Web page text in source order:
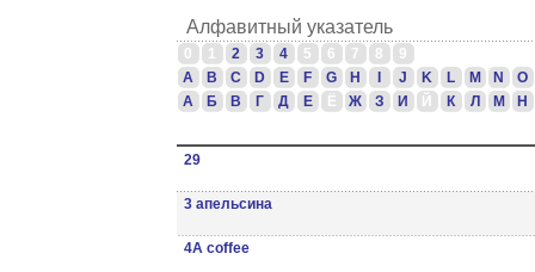
Алфавитный указатель
0 1 2 3 4 5 6 7 8
9
A
B C D E F G H J K L M N
O
А
Б В Г Д Е Ё Ж З И Й К Л М Н
29
3 апельсина
4А coffee